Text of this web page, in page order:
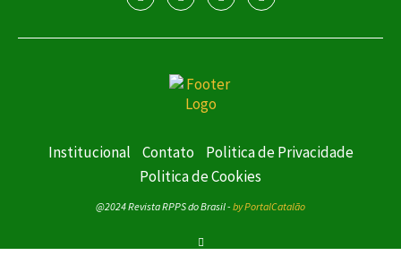
Institucional Contato
Politica de Privacidade
Politica de Cookies
@2024 Revista RPPS do Brasil - by PortalCatalão